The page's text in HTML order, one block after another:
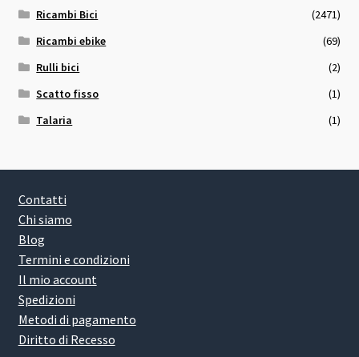
Ricambi Bici
(2471)
Ricambi ebike
(69)
Rulli bici
(2)
Scatto fisso
(1)
Talaria
(1)
Contatti
Chi siamo
Blog
Termini e condizioni
Il mio account
Spedizioni
Metodi di pagamento
Diritto di Recesso